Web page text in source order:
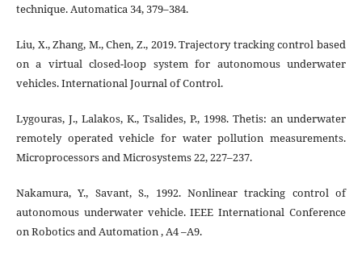
technique. Automatica 34, 379–384.
Liu, X., Zhang, M., Chen, Z., 2019. Trajectory tracking control based
on a virtual closed-loop system for autonomous underwater
vehicles. International Journal of Control.
Lygouras, J., Lalakos, K., Tsalides, P., 1998. Thetis: an underwater
remotely operated vehicle for water pollution measurements.
Microprocessors and Microsystems 22, 227–237.
Nakamura, Y., Savant, S., 1992. Nonlinear tracking control of
autonomous underwater vehicle. IEEE International Conference
on Robotics and Automation , A4 –A9.